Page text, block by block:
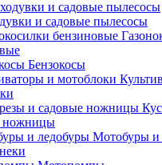
и садовые пылесосы
Бензокосы
ножницы
Мотобуры и